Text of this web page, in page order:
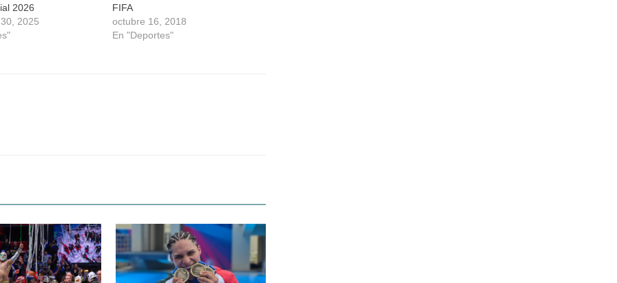
2026
2025
FIFA
octubre 16, 2018
En "Deportes"